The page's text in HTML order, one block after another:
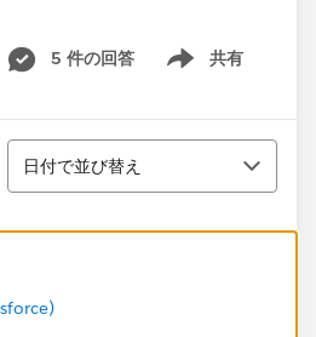
5 件の回答 共有
Show menu
並び替え
日付で並び替え